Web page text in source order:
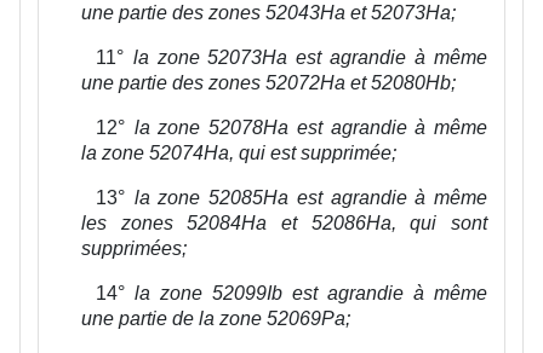
une partie des zones 52043Ha et 52073Ha;
11° la zone 52073Ha est agrandie à même
une partie des zones 52072Ha et 52080Hb;
12° la zone 52078Ha est agrandie à même
la zone 52074Ha, qui est supprimée;
13° la zone 52085Ha est agrandie à même
les zones 52084Ha et 52086Ha, qui sont
supprimées;
14° la zone 52099Ib est agrandie à même
une partie de la zone 52069Pa;